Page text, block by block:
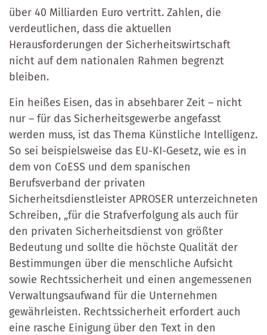
über 40 Milliarden Euro vertritt. Zahlen, die
verdeutlichen, dass die aktuellen
Herausforderungen der Sicherheitswirtschaft
nicht auf dem nationalen Rahmen begrenzt
bleiben.
Ein heißes Eisen, das in absehbarer Zeit – nicht
nur – für das Sicherheitsgewerbe angefasst
werden muss, ist das Thema Künstliche Intelligenz.
So sei beispielsweise das EU-KI-Gesetz, wie es in
dem von CoESS und dem spanischen
Berufsverband der privaten
Sicherheitsdienstleister APROSER unterzeichneten
Schreiben, „für die Strafverfolgung als auch für
den privaten Sicherheitsdienst von größter
Bedeutung und sollte die höchste Qualität der
Bestimmungen über die menschliche Aufsicht
sowie Rechtssicherheit und einen angemessenen
Verwaltungsaufwand für die Unternehmen
gewährleisten. Rechtssicherheit erfordert auch
eine rasche Einigung über den Text in den